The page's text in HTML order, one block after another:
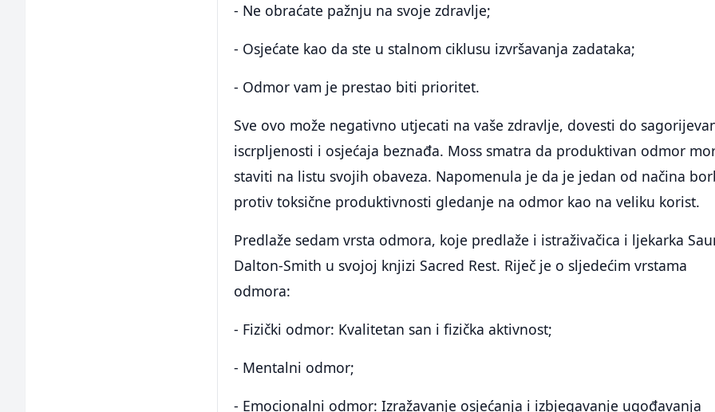
- Ne obraćate pažnju na svoje zdravlje;
- Osjećate kao da ste u stalnom ciklusu izvršavanja zadataka;
- Odmor vam je prestao biti prioritet.
Sve ovo može negativno utjecati na vaše zdravlje, dovesti do
iscrpljenosti i osjećaja beznađa. Moss smatra da produktivan odmor
staviti na listu svojih obaveza. Napomenula je da je jedan od načina
protiv toksične produktivnosti gledanje na odmor kao na veliku korist.
Predlaže sedam vrsta odmora, koje predlaže i istraživačica i ljekarka
Dalton-Smith u svojoj knjizi Sacred Rest. Riječ je o sljedećim vrstama
odmora:
- Fizički odmor: Kvalitetan san i fizička aktivnost;
- Mentalni odmor;
- Emocionalni odmor: Izražavanje osjećanja i izbjegavanje ugođavanja